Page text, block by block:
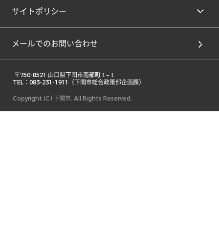
サイトポリシー
メールでのお問い合わせ
TEL：083-231-1911（下関市総合政策部企画課）
Copyright (C) 下関市. All Rights Reserved.